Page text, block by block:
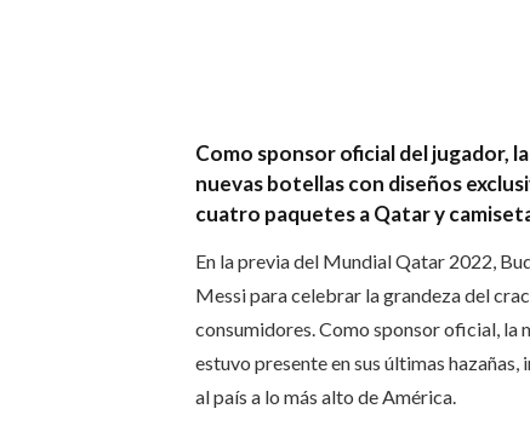
Como sponsor oficial del jugador,
nuevas botellas con diseños
cuatro paquetes a Qatar y
En la previa del Mundial Qatar 2022,
Messi para celebrar la grandeza del
consumidores. Como sponsor oficial, la
estuvo presente en sus últimas
al país a lo más alto de América.